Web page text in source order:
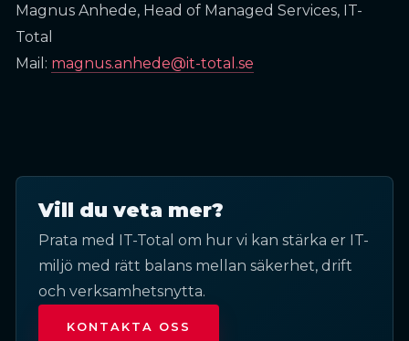
Magnus Anhede, Head of Managed Services, IT-
Total
Mail: magnus.anhede@it-total.se
Vill du veta mer?
Prata med IT-Total om hur vi kan stärka er IT-
miljö med rätt balans mellan säkerhet, drift
och verksamhetsnytta.
KONTAKTA OSS